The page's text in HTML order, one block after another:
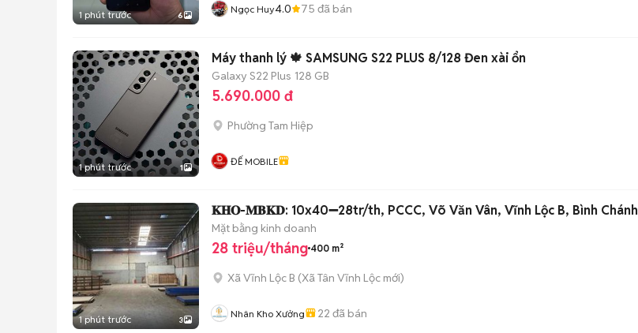
1 phút trước 6 Ngọc Huy4.0 75 đã bán
1 phút trước 1
Máy thanh lý 🍁 SAMSUNG S22 PLUS 8/128 Đen xài ổn
Galaxy S22 Plus 128 GB
5.690.000 đ
Phường Tam Hiệp
ĐẾ MOBILE
1 phút trước 3
𝐊𝐇𝐎-𝐌𝐁𝐊𝐃: 10x40➖28tr/th, PCCC, Võ Văn Vân, Vĩnh Lộc B, Bình Chánh
Mặt bằng kinh doanh
28 triệu/tháng 400 m²
Xã Vĩnh Lộc B (Xã Tân Vĩnh Lộc mới)
Nhân Kho Xưởng 22 đã bán